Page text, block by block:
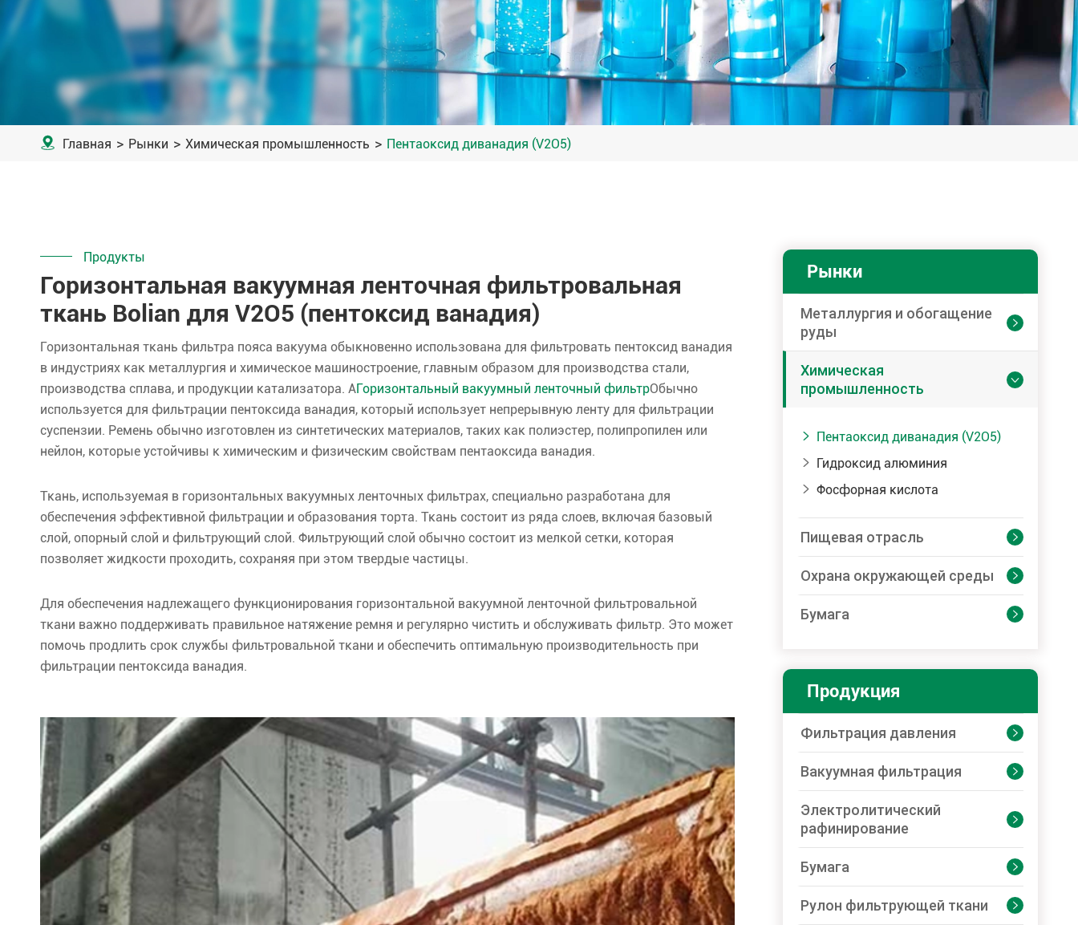
 Главная Рынки Химическая промышленность Пентаоксид диванадия (V2O5)
Продукты
Горизонтальная вакуумная ленточная фильтровальная
ткань Bolian для V2O5 (пентоксид ванадия)
Горизонтальная ткань фильтра пояса вакуума обыкновенно использована для фильтровать пентоксид ванадия
в индустриях как металлургия и химическое машиностроение, главным образом для производства стали,
производства сплава, и продукции катализатора. АГоризонтальный вакуумный ленточный фильтрОбычно
используется для фильтрации пентоксида ванадия, который использует непрерывную ленту для фильтрации
суспензии. Ремень обычно изготовлен из синтетических материалов, таких как полиэстер, полипропилен или
нейлон, которые устойчивы к химическим и физическим свойствам пентаоксида ванадия.
Ткань, используемая в горизонтальных вакуумных ленточных фильтрах, специально разработана для
обеспечения эффективной фильтрации и образования торта. Ткань состоит из ряда слоев, включая базовый
слой, опорный слой и фильтрующий слой. Фильтрующий слой обычно состоит из мелкой сетки, которая
позволяет жидкости проходить, сохраняя при этом твердые частицы.
Для обеспечения надлежащего функционирования горизонтальной вакуумной ленточной фильтровальной
ткани важно поддерживать правильное натяжение ремня и регулярно чистить и обслуживать фильтр. Это может
помочь продлить срок службы фильтровальной ткани и обеспечить оптимальную производительность при
фильтрации пентоксида ванадия.
Рынки
Металлургия и обогащение
руды

Химическая
промышленность

 Пентаоксид диванадия (V2O5)
 Гидроксид алюминия
 Фосфорная кислота
Пищевая отрасль 
Охрана окружающей среды 
Бумага 
Продукция
Фильтрация давления 
Вакуумная фильтрация 
Электролитический
рафинирование

Бумага 
Рулон фильтрующей ткани 